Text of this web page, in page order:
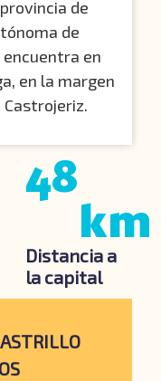
de
de
encuentra en
en la margen
Distancia a
la capital
48
km